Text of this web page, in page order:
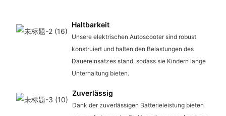
Haltbarkeit
Unsere elektrischen Autoscooter sind robust
konstruiert und halten den Belastungen des
Dauereinsatzes stand, sodass sie Kindern lange
Unterhaltung bieten.
Zuverlässig
Dank der zuverlässigen Batterieleistung bieten